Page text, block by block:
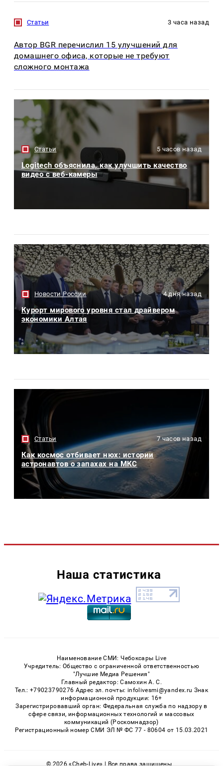
Статьи 3 часа назад
Автор BGR перечислил 15 улучшений для
домашнего офиса, которые не требуют
сложного монтажа
Статьи 5 часов назад
Logitech объяснила, как улучшить качество
видео с веб-камеры
Новости России 4 дня назад
Курорт мирового уровня стал драйвером
экономики Алтая
Статьи 7 часов назад
Как космос отбивает нюх: истории
астронавтов о запахах на МКС
Наша статистика
Наименование СМИ: Чебоксары Live
Учредитель: Общество с ограниченной ответственностью
"Лучшие Медиа Решения"
Главный редактор: Самохин А. С.
Тел.: +79023790276 Адрес эл. почты: infolivesmi@yandex.ru Знак
информационной продукции: 16+
Зарегистрировавший орган: Федеральная служба по надзору в
сфере связи, информационных технологий и массовых
коммуникаций (Роскомнадзор)
Регистрационный номер СМИ ЭЛ № ФС 77 - 80604 от 15.03.2021
© 2026 «Cheb-Live» | Все права защищены